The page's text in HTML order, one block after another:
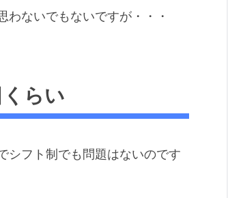
わないでもないですが・・・
らい
シフト制でも問題はないのです